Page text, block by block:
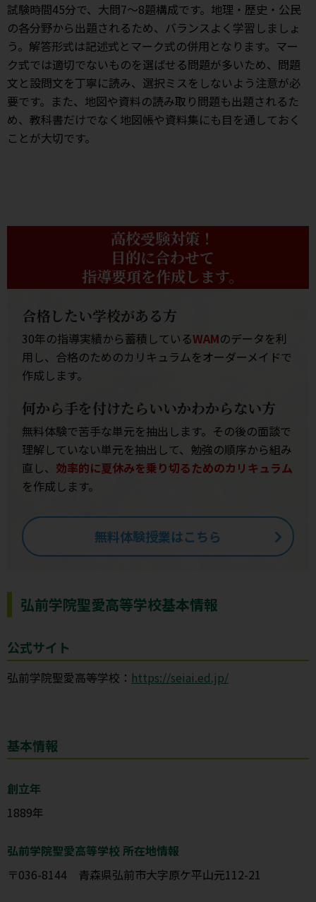
試験時間45分で、大問7～8題構成です。地理・歴史・公民
の各分野から出題されるため、バランスよく学習しましょ
う。解答形式は記述式とマーク式の併用となります。マー
ク式では適切でないものを選ばせる問題が多いため、問題
文と設問文を丁寧に読み、選択ミスをしないよう注意が必
要です。また、地図や資料の読み取り問題も出題されるた
め、教科書だけでなく地図帳や資料集にも目を通しておく
ことが大切です。
高校受験対策！
目的に合わせて
指導要項を作成します。
合格したい学校がある方
30年の指導実績から蓄積しているWAMのデータを利
用し、合格のためのカリキュラムをオーダーメイドで
作成します。
何から手を付けたらいいかわからない方
無料体験で苦手な単元を抽出します。その後の面談で
理解していない単元を抽出して、勉強の順序から組み
直し、 効率的に夏休みを乗り切るためのカリキュラム
を作成します。
無料体験授業はこちら
弘前学院聖愛高等学校基本情報
公式サイト
弘前学院聖愛高等学校： https://seiai.ed.jp/
基本情報
創立年
1889年
弘前学院聖愛高等学校 所在地情報
〒036-8144 青森県弘前市大字原ケ平山元112-21